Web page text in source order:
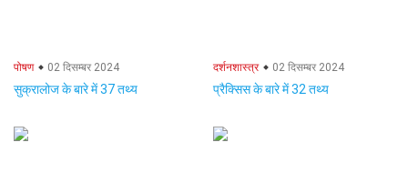
पोषण 02 दिसम्बर 2024
सुक्रालोज के बारे में 37 तथ्य
दर्शनशास्त्र 02 दिसम्बर 2024
प्रैक्सिस के बारे में 32 तथ्य